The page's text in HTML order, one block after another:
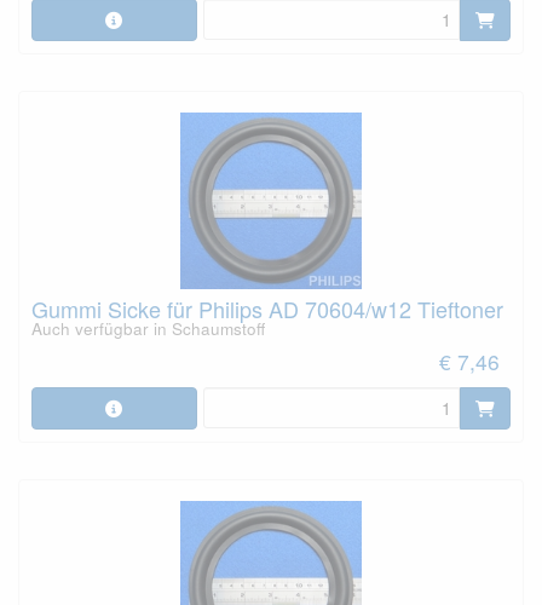
Gummi Sicke für Philips AD 70604/w12 Tieftoner
Auch verfügbar in Schaumstoff
€ 7,46